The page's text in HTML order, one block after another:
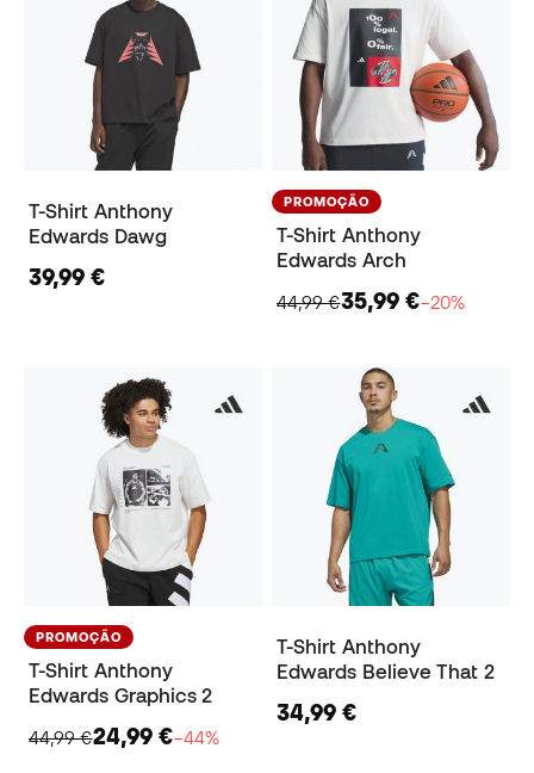
T-Shirt Anthony
Edwards Dawg
39,99 €
PROMOÇÃO
T-Shirt Anthony
Edwards Arch
44,99 €35,99 €−20%
PROMOÇÃO
T-Shirt Anthony
Edwards Graphics 2
44,99 €24,99 €−44%
T-Shirt Anthony
Edwards Believe That 2
34,99 €